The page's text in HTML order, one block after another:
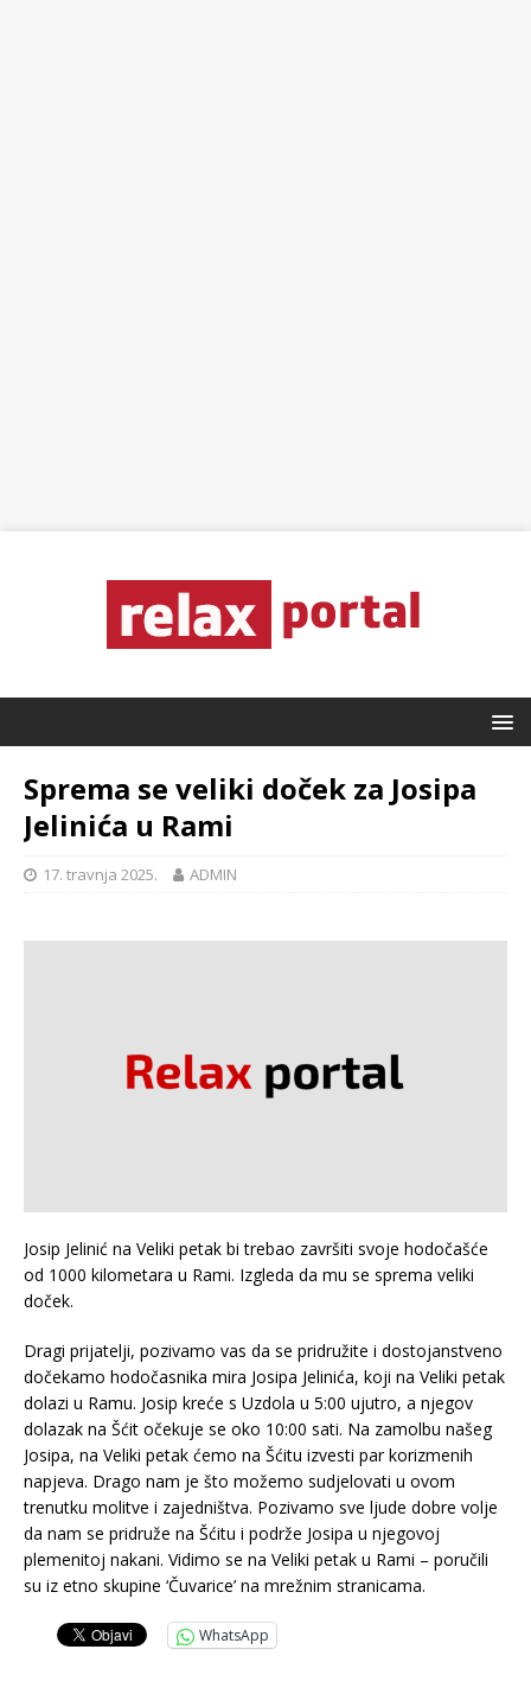
Sprema se veliki doček za Josipa
Jelinića u Rami
17. travnja 2025. ADMIN
Josip Jelinić na Veliki petak bi trebao završiti svoje hodočašće
od 1000 kilometara u Rami. Izgleda da mu se sprema veliki
doček.
Dragi prijatelji, pozivamo vas da se pridružite i dostojanstveno
dočekamo hodočasnika mira Josipa Jelinića, koji na Veliki petak
dolazi u Ramu. Josip kreće s Uzdola u 5:00 ujutro, a njegov
dolazak na Šćit očekuje se oko 10:00 sati. Na zamolbu našeg
Josipa, na Veliki petak ćemo na Šćitu izvesti par korizmenih
napjeva. Drago nam je što možemo sudjelovati u ovom
trenutku molitve i zajedništva. Pozivamo sve ljude dobre volje
da nam se pridruže na Šćitu i podrže Josipa u njegovoj
plemenitoj nakani. Vidimo se na Veliki petak u Rami – poručili
su iz etno skupine ‘Čuvarice’ na mrežnim stranicama.
WhatsApp